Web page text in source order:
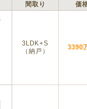
間取り 価
3LDK+S
（納戸）
3390